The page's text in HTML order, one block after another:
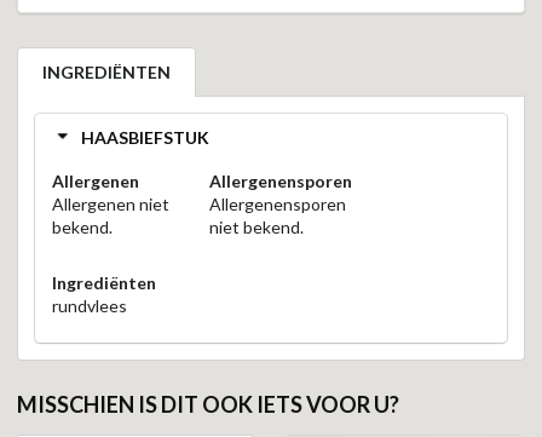
INGREDIËNTEN
HAASBIEFSTUK
Allergenen
Allergenen niet
bekend.
Allergenensporen
Allergenensporen
niet bekend.
Ingrediënten
rundvlees
MISSCHIEN IS DIT OOK IETS VOOR U?